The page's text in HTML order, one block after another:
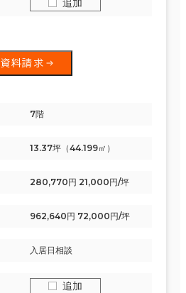
追加
資料請求
7階
13.37坪（44.199㎡）
280,770円 21,000円/坪
962,640円 72,000円/坪
入居日相談
追加